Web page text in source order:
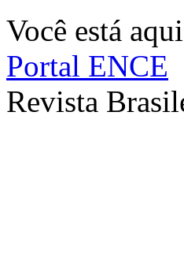
Você está
Portal ENCE
Revista